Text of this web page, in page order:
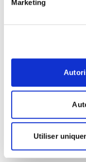
Marketing
Utiliser